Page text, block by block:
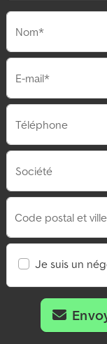
Nom*
E-mail*
Téléphone
Société
Code postal et ville
Je suis un